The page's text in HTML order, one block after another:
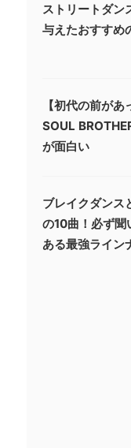
ストリートダン
与えたおすすめ
【初代の前があ
SOUL
が面白い
ブレイクダンス
の10曲！必ず聞
ある最強ライン